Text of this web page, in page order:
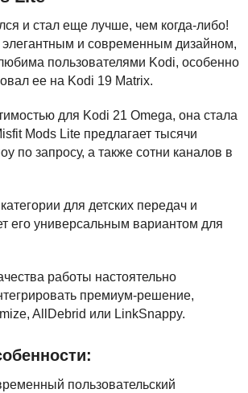
и стал еще лучше, чем когда-либо!
элегантным и современным дизайном,
пользователями Kodi, особенно
ее на Kodi 19 Matrix.
для Kodi 21 Omega, она стала
Mods Lite предлагает тысячи
по запросу, а также сотни каналов в
для детских передач и
его универсальным вариантом для
работы настоятельно
премиум-решение,
AllDebrid или LinkSnappy.
пользовательский